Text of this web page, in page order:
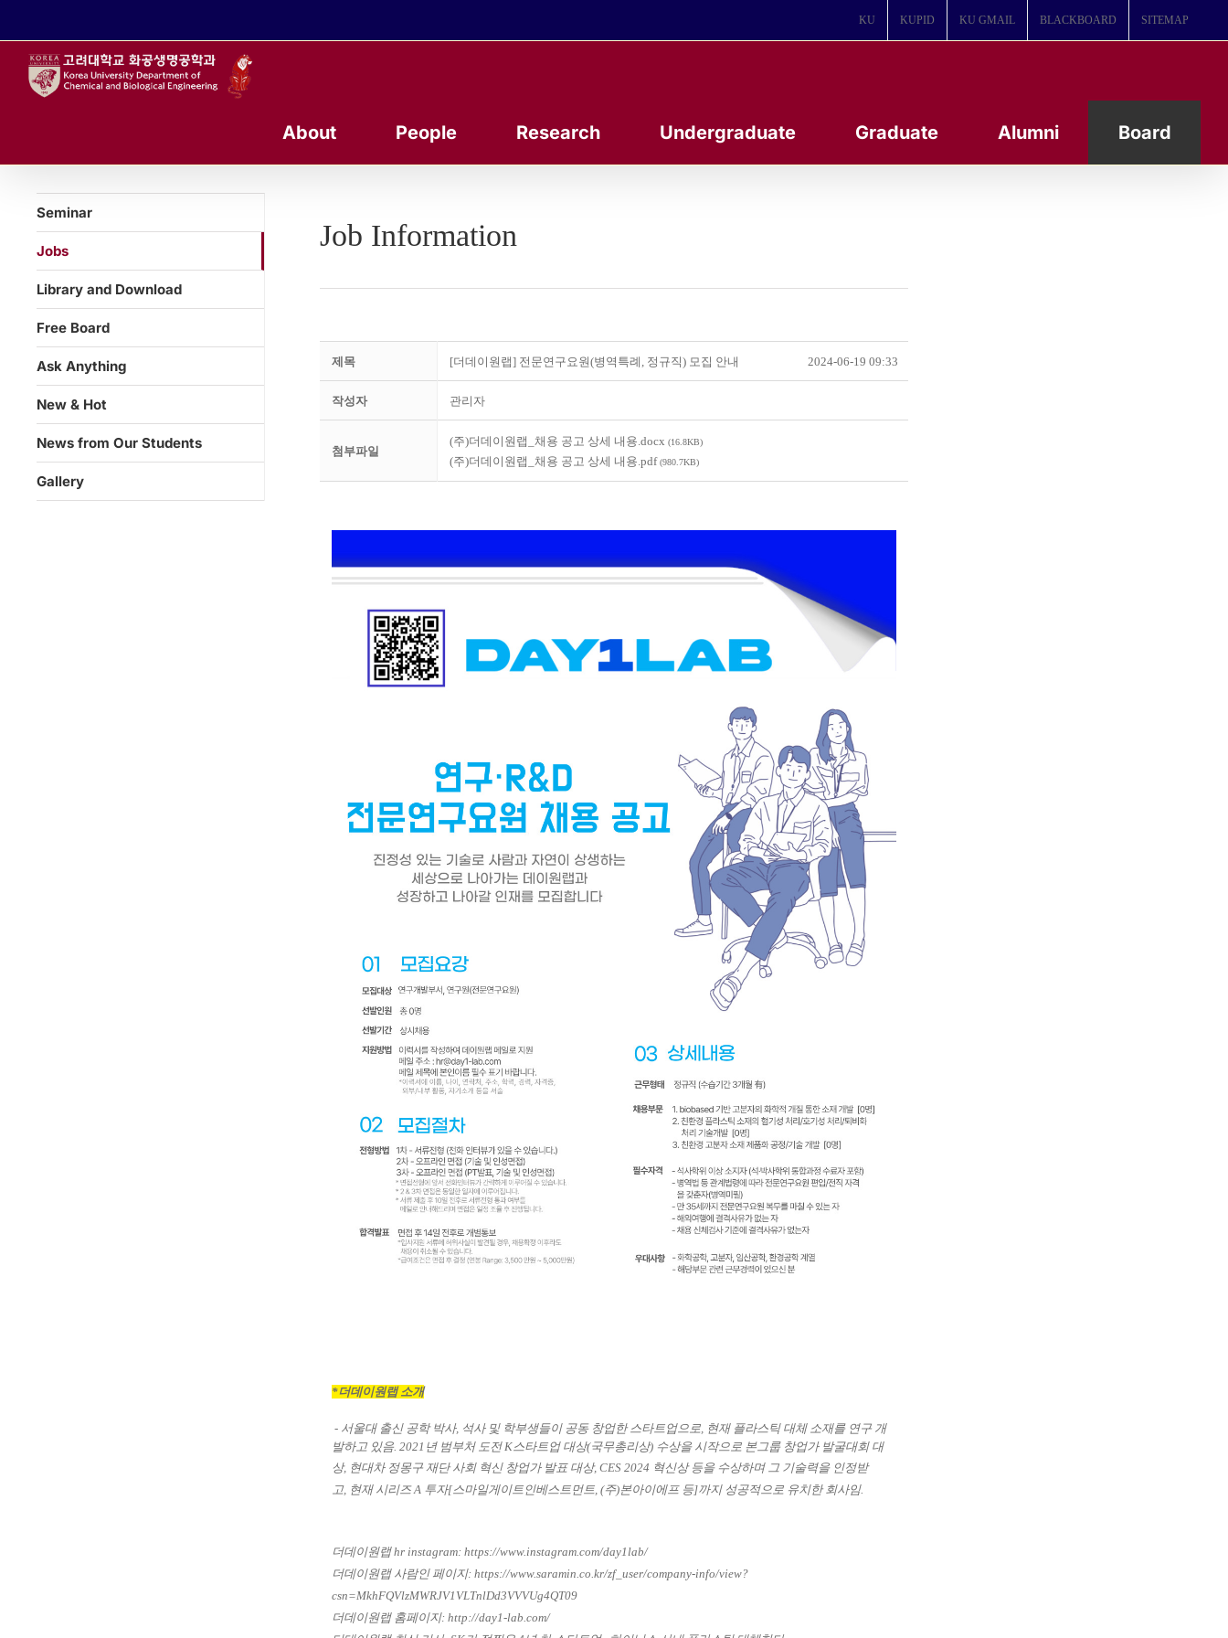
KU KUPID KU GMAIL BLACKBOARD SITEMAP
About People Research Undergraduate Graduate Alumni Board
Job Information
제목 [더데이원랩] 전문연구요원(병역특례, 정규직) 모집 안내 2024-06-19 09:33
작성자 관리자
첨부파일
(주)더데이원랩_채용 공고 상세 내용.docx (16.8KB)
(주)더데이원랩_채용 공고 상세 내용.pdf(980.7KB)
*더데이원랩 소개
- 서울대 출신 공학 박사, 석사 및 학부생들이 공동 창업한 스타트업으로, 현재 플라스틱 대체 소재를 연구 개
발하고 있음. 2021년 범부처 도전 K스타트업 대상(국무총리상) 수상을 시작으로 본그룹 창업가 발굴대회 대
상, 현대차 정몽구 재단 사회 혁신 창업가 발표 대상, CES 2024 혁신상 등을 수상하며 그 기술력을 인정받
고, 현재 시리즈 A 투자[스마일게이트인베스트먼트, (주)본아이에프 등]까지 성공적으로 유치한 회사임.
더데이원랩 hr instagram: https://www.instagram.com/day1lab/
더데이원랩 사람인 페이지: https://www.saramin.co.kr/zf_user/company-info/view?
csn=MkhFQVlzMWRJV1VLTnlDd3VVVUg4QT09
더데이원랩 홈페이지: http://day1-lab.com/
Seminar
Jobs
Library and Download
Free Board
Ask Anything
New & Hot
News from Our Students
Gallery